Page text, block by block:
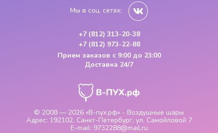
© 2008 — 2026 «В-пух.рф» - Воздушные шары
Адрес: 192102, Санкт-Петербург, ул. Самойловой 7
E-mail: 9732288@mail.ru
Мы в соц. сетях:
+7 (812) 313-20-38
+7 (812) 973-22-88
Прием заказов с 9:00 до 23:00
Доставка 24/7